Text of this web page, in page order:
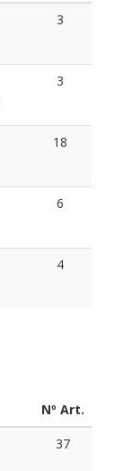
3
3
18
6
4
Nº Art.
37